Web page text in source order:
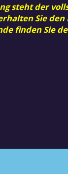
steht der
Sie
finden Sie